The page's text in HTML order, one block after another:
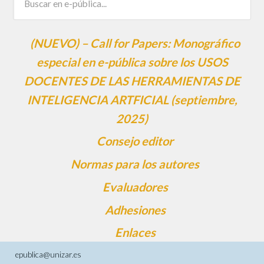
(NUEVO) – Call for Papers: Monográfico
especial en e-pública sobre los USOS
DOCENTES DE LAS HERRAMIENTAS DE
INTELIGENCIA ARTFICIAL (septiembre,
2025)
Consejo editor
Normas para los autores
Evaluadores
Adhesiones
Enlaces
epublica@unizar.es